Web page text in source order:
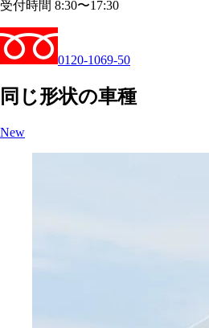
受付時間 8:30〜17:30
0120-1069-50
同じ形状の車種
New